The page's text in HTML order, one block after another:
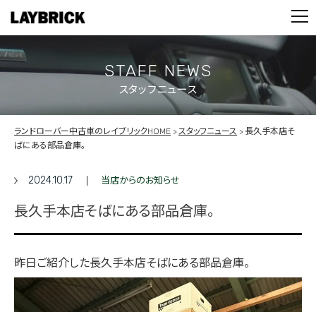
PARTS
CONTACT
PRIVACY POLICY
STAFF NEWS
スタッフニュース
ランドローバー中古車のレイブリックHOME スタッフニュース
長久手本店そ
ばにある部品倉庫。
2024.10.17 当店からのお知らせ
長久手本店そばにある部品倉庫。
昨日ご紹介した長久手本店そばにある部品倉庫。